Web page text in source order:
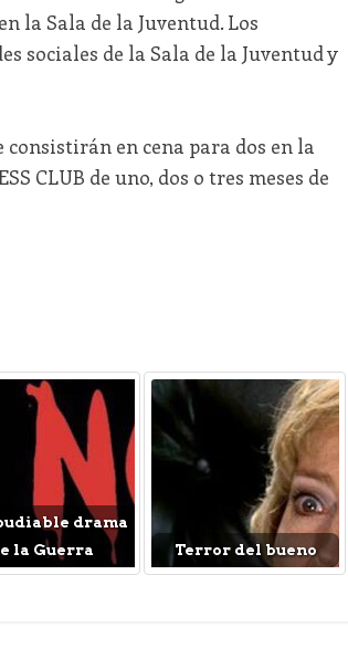
la Sala de la Juventud. Los
sociales de la Sala de la Juventud y
en cena para dos en la
CLUB de uno, dos o tres meses de
drama
la Guerra
Terror del bueno